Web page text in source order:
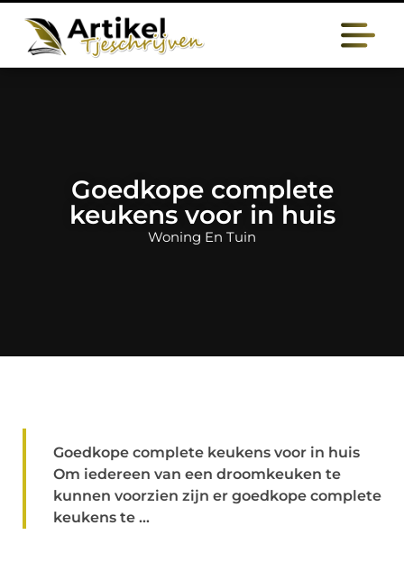
Goedkope complete
keukens voor in huis
Woning En Tuin
Goedkope complete keukens voor in huis
Om iedereen van een droomkeuken te
kunnen voorzien zijn er goedkope complete
keukens te ...